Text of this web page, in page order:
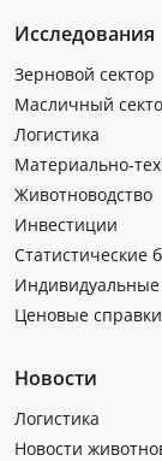
Исследования
Зерновой сектор
Масличный
Логистика
Материально-
Животноводство
Инвестиции
Статистические
Ценовые
Новости
Логистика
Новости